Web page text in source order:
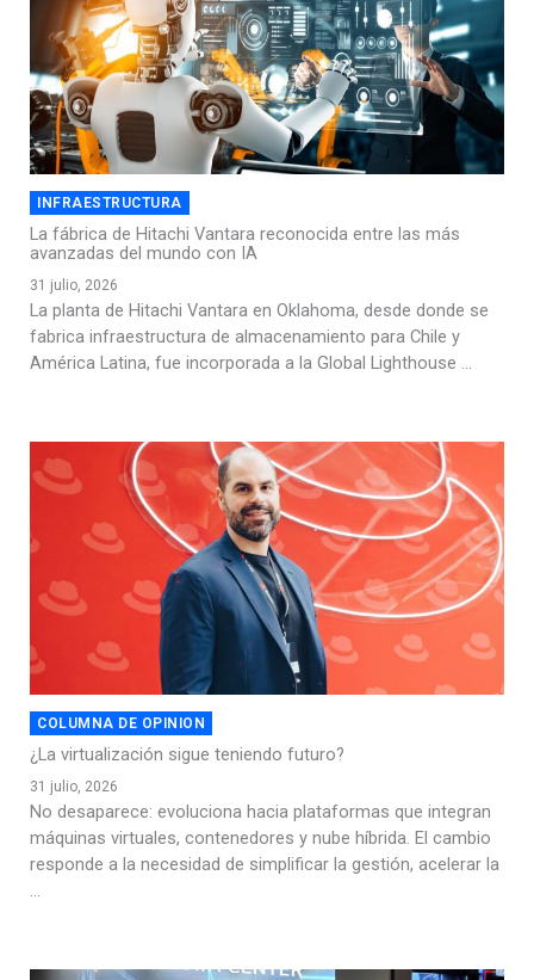
INFRAESTRUCTURA
La fábrica de Hitachi Vantara reconocida entre las más
avanzadas del mundo con IA
31 julio, 2026
La planta de Hitachi Vantara en Oklahoma, desde donde se
fabrica infraestructura de almacenamiento para Chile y
América Latina, fue incorporada a la Global Lighthouse ...
COLUMNA DE OPINION
¿La virtualización sigue teniendo futuro?
31 julio, 2026
No desaparece: evoluciona hacia plataformas que integran
máquinas virtuales, contenedores y nube híbrida. El cambio
responde a la necesidad de simplificar la gestión, acelerar la